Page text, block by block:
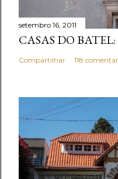
t
á
r
i
setembro 16, 2011
CASAS DO
Compartilhar 118